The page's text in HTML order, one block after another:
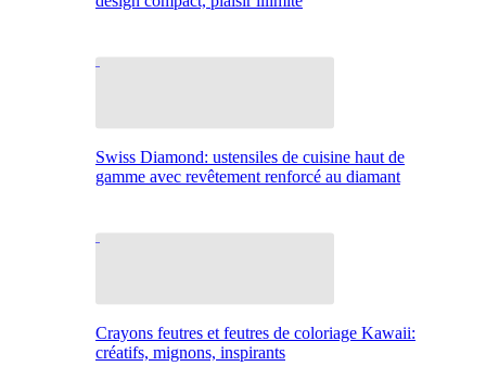
Swiss Diamond: ustensiles de cuisine haut de
gamme avec revêtement renforcé au diamant
Crayons feutres et feutres de coloriage Kawaii:
créatifs, mignons, inspirants